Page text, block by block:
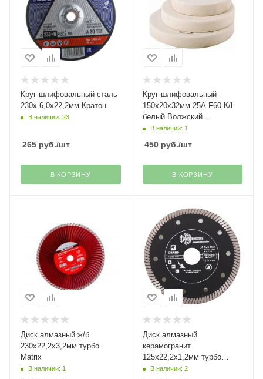
Круг шлифовальный сталь
230х 6,0х22,2мм Кратон
В наличии: 23
265 руб./шт
В КОРЗИНУ
Круг шлифовальный
150х20х32мм 25А F60 К/L
белый Волжский
абразивный завод
В наличии: 1
450руб./шт
В КОРЗИНУ
Диск алмазный ж/б
230х22,2х3,2мм турбо
Matrix
В наличии: 1
Диск алмазный
керамогранит
125х22,2х1,2мм турбо
Turbo Grand Thin Trio-
В наличии: 2